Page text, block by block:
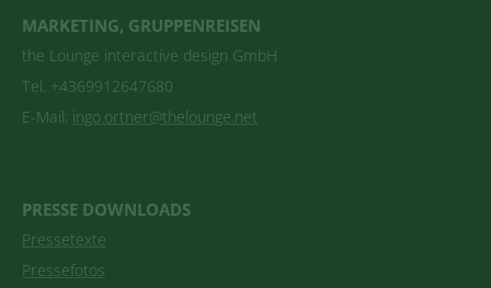
MARKETING, GRUPPENREISEN
the Lounge interactive design GmbH
Tel. +4369912647680
E-Mail: ingo.ortner@thelounge.net
PRESSE DOWNLOADS
Pressetexte
Pressefotos